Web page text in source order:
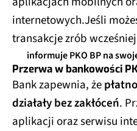
internetowych.Jeśli
transakcje zrób
informuje PKO BP na
Przerwa w bankowości
Bank zapewnia, że
działały bez zakłóceń.
aplikacji oraz serwisu